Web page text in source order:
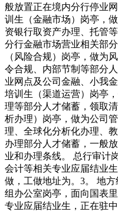
般放置正在境内分行停业
训生（金融市场）岗亭，
资银行取资产办理、托管
分行金融市场营业相关部
（风险合规）岗亭，做为
令合规、内部节制等部分
业网点及公司金融、小我
培训生（渠道运营）岗亭
理等部分人才储蓄，领取
析办理）岗亭，做为公司
理、全球化分析化办理、
办理部分人才储蓄，一般
业和办理条线。 总行审计
会计等相关专业应届结业
做，工做地址为。3。 地
组办公室岗亭，面向国表
专业应届结业生，正在驻